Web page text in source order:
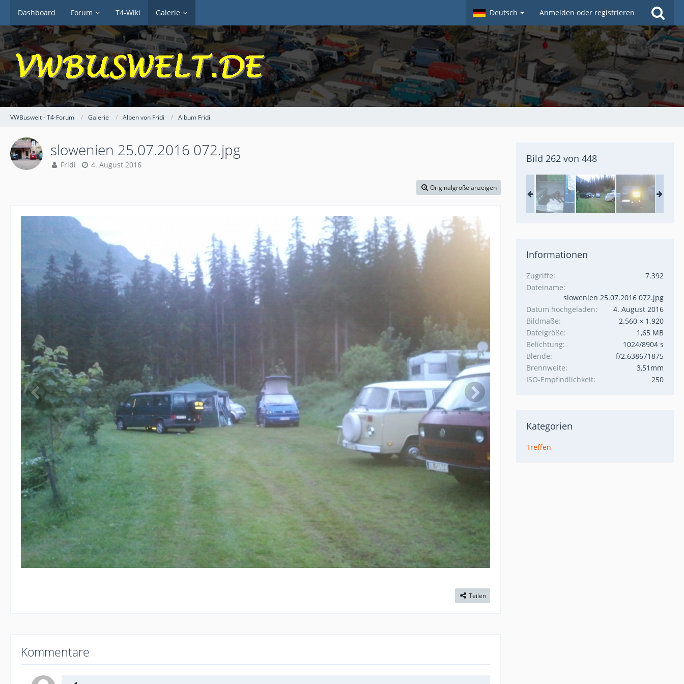
Dashboard Forum T4-Wiki Galerie Deutsch Anmelden oder registrieren
VWBuswelt - T4-Forum Galerie Alben von Fridi Album Fridi
slowenien 25.07.2016 072.jpg
Fridi 4. August 2016
Originalgröße anzeigen
Teilen
Kommentare
Bild 262 von 448
Informationen
Zugriffe
7.392
Dateiname
slowenien 25.07.2016 072.jpg
Datum hochgeladen
4. August 2016
Bildmaße
2.560 × 1.920
Dateigröße
1,65 MB
Belichtung
1024/8904 s
Blende
f/2.638671875
Brennweite
3,51mm
ISO-Empfindlichkeit
250
Kategorien
Treffen